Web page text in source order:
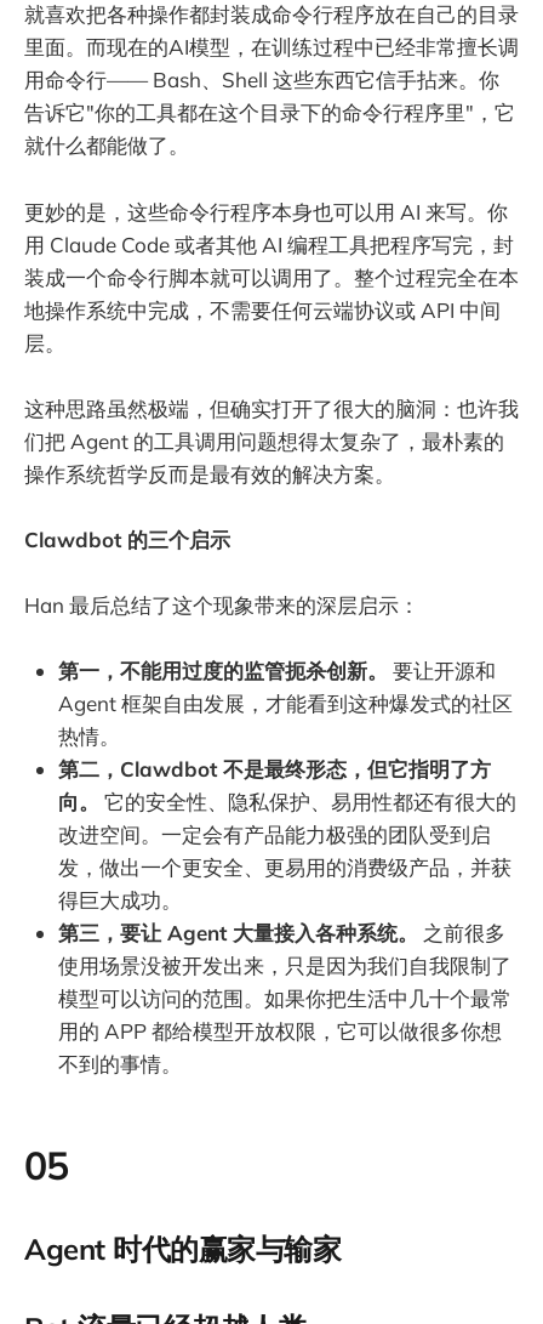
就喜欢把各种操作都封装成命令行程序放在自己的目录
里面。而现在的AI模型，在训练过程中已经非常擅长调
用命令行—— Bash、Shell 这些东西它信手拈来。你
告诉它"你的工具都在这个目录下的命令行程序里"，它
就什么都能做了。
更妙的是，这些命令行程序本身也可以用 AI 来写。你
用 Claude Code 或者其他 AI 编程工具把程序写完，封
装成一个命令行脚本就可以调用了。整个过程完全在本
地操作系统中完成，不需要任何云端协议或 API 中间
层。
这种思路虽然极端，但确实打开了很大的脑洞：也许我
们把 Agent 的工具调用问题想得太复杂了，最朴素的
操作系统哲学反而是最有效的解决方案。
Clawdbot 的三个启示
Han 最后总结了这个现象带来的深层启示：
第一，不能用过度的监管扼杀创新。
要让开源和
Agent 框架自由发展，才能看到这种爆发式的社区
热情。
第二，Clawdbot 不是最终形态，但它指明了方
向。
它的安全性、隐私保护、易用性都还有很大的
改进空间。一定会有产品能力极强的团队受到启
发，做出一个更安全、更易用的消费级产品，并获
得巨大成功。
第三，要让 Agent 大量接入各种系统。
之前很多
使用场景没被开发出来，只是因为我们自我限制了
模型可以访问的范围。如果你把生活中几十个最常
用的 APP 都给模型开放权限，它可以做很多你想
不到的事情。
05
Agent 时代的赢家与输家